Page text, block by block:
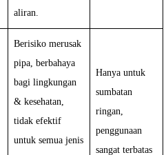
aliran.
Berisiko merusak
pipa, berbahaya
bagi lingkungan
& kesehatan,
tidak efektif
untuk semua jenis
Hanya untuk
sumbatan
ringan,
penggunaan
sangat terbatas